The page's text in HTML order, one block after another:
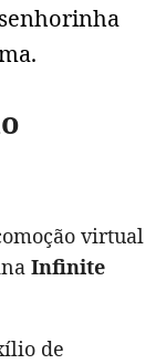
virtual
Infinite
de